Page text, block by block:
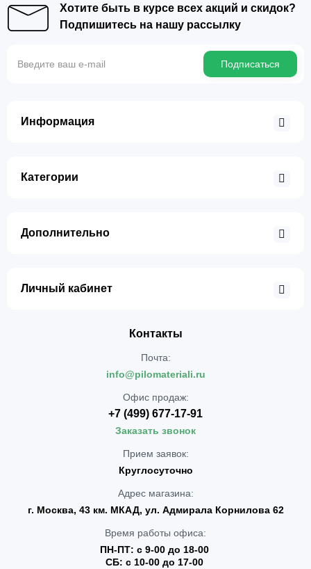
Хотите быть в курсе всех акций и скидок?
Подпишитесь на нашу рассылку
Подписаться
Информация
Категории
Дополнительно
Личный кабинет
Контакты
Почта:
info@pilomateriali.ru
Офис продаж:
+7 (499) 677-17-91
Заказать звонок
Прием заявок:
Круглосуточно
Адрес магазина:
г. Москва, 43 км. МКАД, ул. Адмирала Корнилова 62
Время работы офиса:
ПН-ПТ: с 9-00 до 18-00
СБ: с 10-00 до 17-00